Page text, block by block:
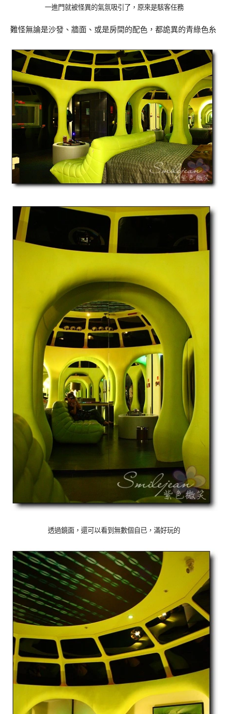
一進門就被怪異的氣氛吸引了，原來是駭客任務
難怪無論是沙發、牆面、或是房間的配色，都詭異的青綠色糸
透過鏡面，還可以看到無數個自已，滿好玩的